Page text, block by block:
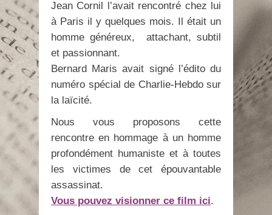
Jean Cornil l’avait rencontré chez lui
à Paris il y quelques mois. Il était un
homme généreux, attachant, subtil
et passionnant.
Bernard Maris avait signé l’édito du
numéro spécial de Charlie-Hebdo sur
la laïcité.
Nous vous proposons cette
rencontre en hommage à un homme
profondément humaniste et à toutes
les victimes de cet épouvantable
assassinat.
Vous pouvez visionner ce film ici.